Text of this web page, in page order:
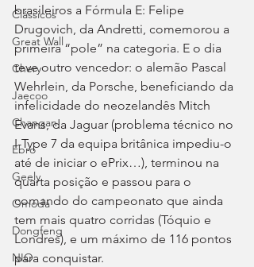
Clássicos
Great Wall
Chery
Jaecoo
Changan
Ebro
Geely
Omoda
Dongfeng
NIO
brasileiros a Fórmula E: Felipe
Drugovich, da Andretti, comemorou a
primeira “pole” na categoria. E o dia
teve outro vencedor: o alemão Pascal
Wehrlein, da Porsche, beneficiando da
infelicidade do neozelandês Mitch
Evans, da Jaguar (problema técnico no
I-Type 7 da equipa britânica impediu-o
até de iniciar o ePrix…), terminou na
quarta posição e passou para o
comando do campeonato que ainda
tem mais quatro corridas (Tóquio e
Londres), e um máximo de 116 pontos
para conquistar.